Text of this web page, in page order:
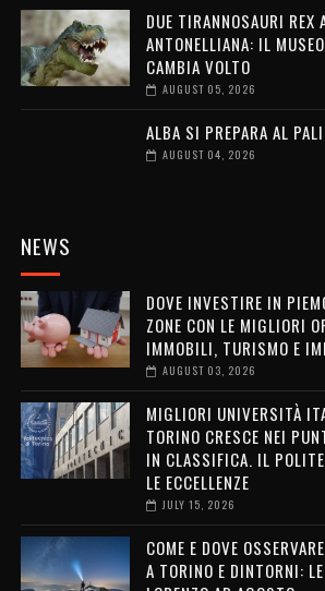
DUE TIRANNOSAURI REX
ANTONELLIANA: IL
CAMBIA VOLTO
AUGUST 05, 2026
ALBA SI PREPARA AL
AUGUST 04, 2026
NEWS
DOVE INVESTIRE IN
ZONE CON LE MIGLIORI
IMMOBILI, TURISMO E
AUGUST 03, 2026
MIGLIORI UNIVERSITÀ
TORINO CRESCE NEI
IN CLASSIFICA. IL
LE ECCELLENZE
JULY 15, 2026
COME E DOVE
A TORINO E DINTORNI: